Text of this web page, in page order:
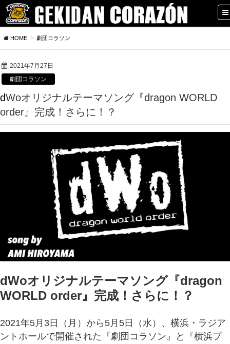
HOME 劇団コラソン
2021年7月27日
劇団コラソン
dWoオリジナルテーマソング『dragon WORLD
order』完成！さらに！？
dWoオリジナルテーマソング『dragon
WORLD order』完成！さらに！？
2021年5月3日（月）から5月5日（水）、横浜・ラジア
ントホールで開催された『劇団コラソン』と『横浜プ